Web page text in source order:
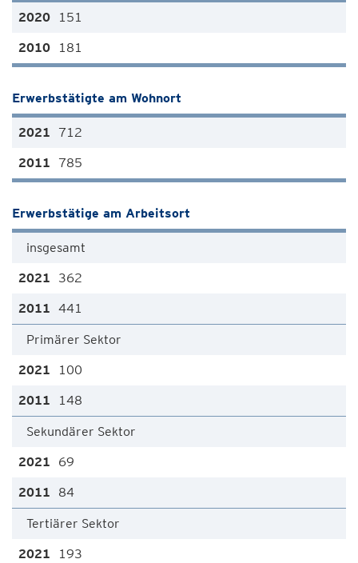
151
181
Erwerbstätigte am Wohnort
712
785
Erwerbstätige am Arbeitsort
insgesamt
362
441
Primärer Sektor
100
148
Sekundärer Sektor
69
84
Tertiärer Sektor
193